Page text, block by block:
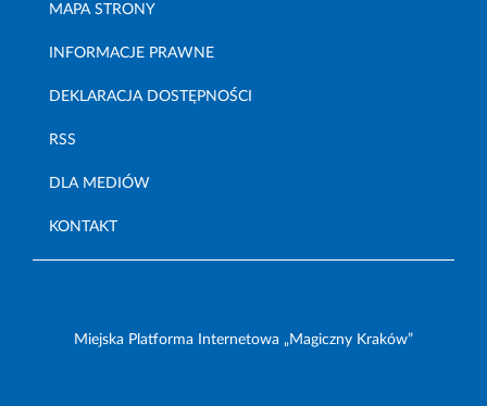
MAPA STRONY
INFORMACJE PRAWNE
DEKLARACJA DOSTĘPNOŚCI
RSS
DLA MEDIÓW
KONTAKT
Miejska Platforma Internetowa „Magiczny Kraków”